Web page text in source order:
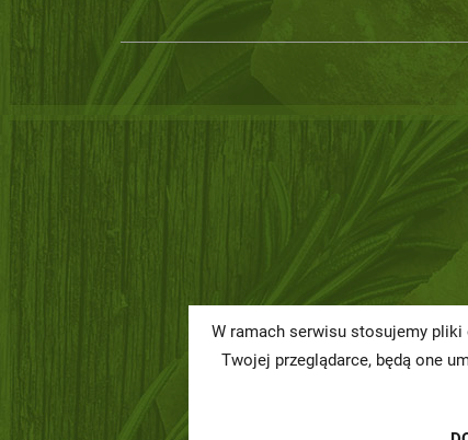
W ramach serwisu stosujemy
Twojej przeglądarce, będą one